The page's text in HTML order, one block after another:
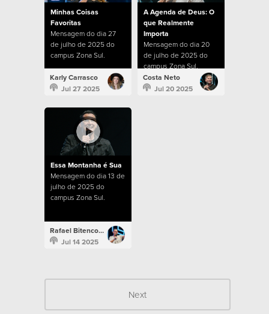
Minhas Coisas
Favoritas
Mensagem do dia 27
de julho de 2025 do
campus Zona Sul.
Karly Carrasco
Jul 27 2025
A Agenda de Deus: O
que Realmente
Importa
Mensagem do dia 20
de julho de 2025 do
campus Zona Sul.
Costa Neto
Jul 20 2025
Essa Montanha é Sua
Mensagem do dia 13 de
julho de 2025 do
campus Zona Sul.
Rafael Bitencourt
Jul 14 2025
Next